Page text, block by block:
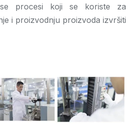
procesi koji se koriste za
i proizvodnju proizvoda izvršiti